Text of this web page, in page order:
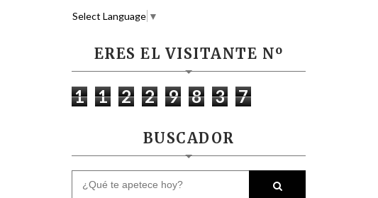
Select Language ▼
ERES EL VISITANTE Nº
1 1 2 2 9 8 3 7
BUSCADOR